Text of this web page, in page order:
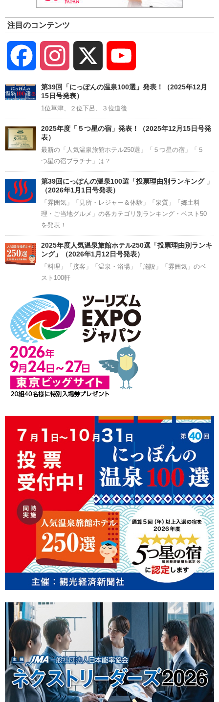
注目のコンテンツ
Facebook Instagram
Channel
第39回「にっぽんの温泉100選」発表！（2025年12月
15日号発表）
1位草津、２位下呂、３位道後
2025年度「５つ星の宿」発表！（2025年12月15日号発
表）
最新の「人気温泉旅館ホテル250選」「５つ星の宿」「５
つ星の宿プラチナ」は？
第39回にっぽんの温泉100選「投票理由別ランキング 」
（2026年1月1日号発表）
「雰囲気」「見所・レジャー＆体験」「泉質」「郷土料
理・ご当地グルメ」の各カテゴリ別ランキング・ベスト50
を発表！
2025年度人気温泉旅館ホテル250選「投票理由別ランキ
ング」（2026年1月12日号発表）
「料理」「接客」「温泉・浴場」「施設」「雰囲気」のベ
スト100軒